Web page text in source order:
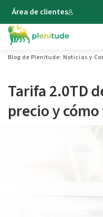
Área de clientes
Blog de Plenitude: Noticias y
Tarifa 2.0TD
precio y